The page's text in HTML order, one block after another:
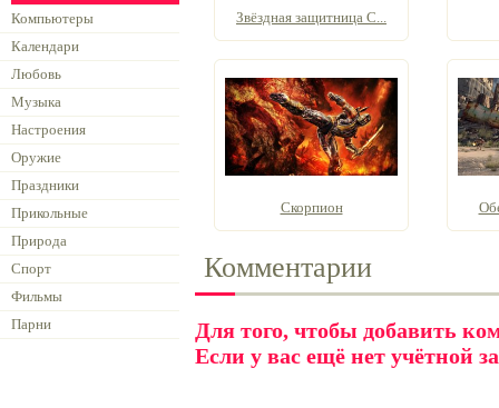
Компьютеры
Календари
Любовь
Музыка
Настроения
Оружие
Праздники
Прикольные
Природа
Спорт
Фильмы
Парни
Звёздная защитница С...
Скорпион
Комментарии
Для того, чтобы добавить
Если у вас ещё нет учётной